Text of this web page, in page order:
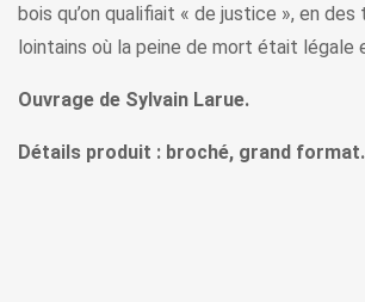
bois qu’on qualifiait « de justice », en des
lointains où la peine de mort était légale
Ouvrage de Sylvain Larue.
Détails produit : broché, grand format.